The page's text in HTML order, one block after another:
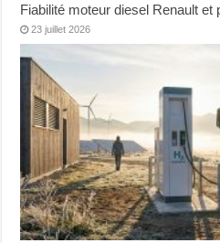
Fiabilité moteur diesel Renault
23 juillet 2026